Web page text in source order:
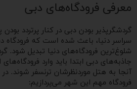
معرفی فرودگاه‌های دبی
گردشگرپذیر بودن دبی در کنار پرتردد بودن
سراسر دنیا، باعث شده است که فرودگاه
شلوغ‌ترین فرودگاه‌های دنیا تبدیل شود.
جاذبه‌های دبی ابتدا باید وارد
آنجا به هتل موردنظرشان ترنسفر شوند. در
فرودگاه مهم این شهر می‌پردازیم: